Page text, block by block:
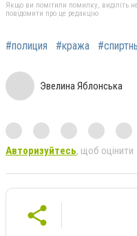
Якщо ви помітили помилку, виділіть
повідомити про це редакцію
#полиция #кража
Эвелина Яблонська
Авторизуйтесь, щоб оцінити